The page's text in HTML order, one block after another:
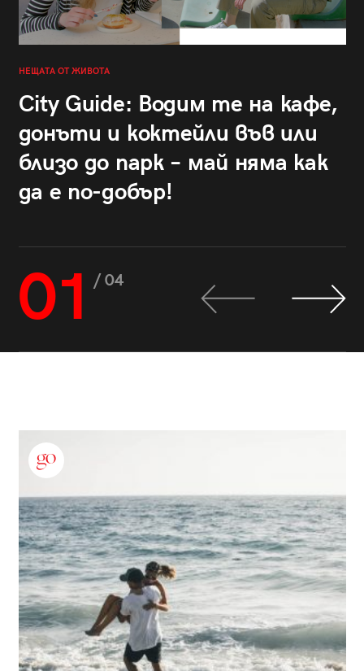
НЕЩАТА ОТ ЖИВОТА
City Guide: Водим те на кафе,
донъти и коктейли във или
близо до парк – май няма как
да е по-добър!
01 / 04